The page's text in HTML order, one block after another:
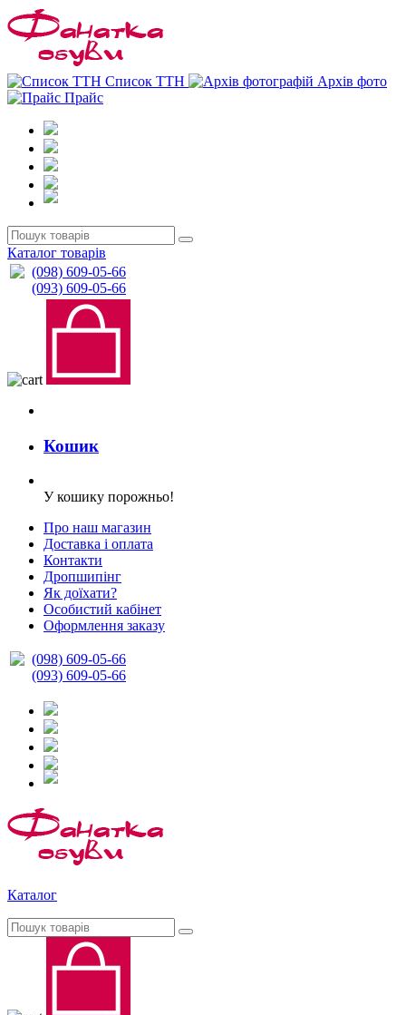
Список ТТН
Архів фото
Прайс
Каталог товарів
(098) 609-05-66
(093) 609-05-66
Кошик
У кошику порожньо!
Про наш магазин
Доставка і оплата
Контакти
Дропшипінг
Як доїхати?
Особистий кабінет
Оформлення заказу
(098) 609-05-66
(093) 609-05-66
Каталог